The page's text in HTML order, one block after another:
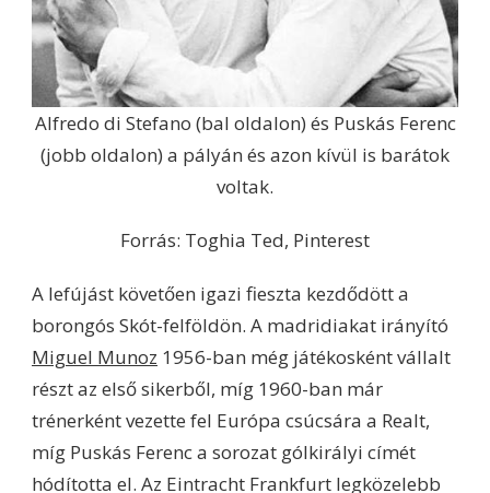
Alfredo di Stefano (bal oldalon) és Puskás Ferenc
(jobb oldalon) a pályán és azon kívül is barátok
voltak.
Forrás: Toghia Ted, Pinterest
A lefújást követően igazi fieszta kezdődött a
borongós Skót-felföldön. A madridiakat irányító
Miguel Munoz 1956-ban még játékosként vállalt
részt az első sikerből, míg 1960-ban már
trénerként vezette fel Európa csúcsára a Realt,
míg Puskás Ferenc a sorozat gólkirályi címét
hódította el. Az Eintracht Frankfurt legközelebb